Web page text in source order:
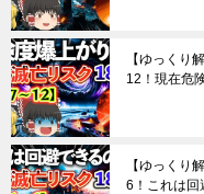
【ゆっくり
12！現在危
【ゆっくり
6！これは回